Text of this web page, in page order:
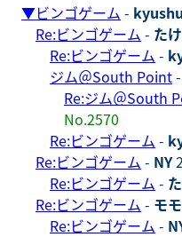
▼ビンゴゲーム - kyushu
Re:ビンゴゲーム - たけ
Re:ビンゴゲーム -
ジム＠South Point-
Re:ジム＠South
No.2570
Re:ビンゴゲーム -
Re:ビンゴゲーム - NY
Re:ビンゴゲーム -
Re:ビンゴゲーム - モ
Re:ビンゴゲーム -